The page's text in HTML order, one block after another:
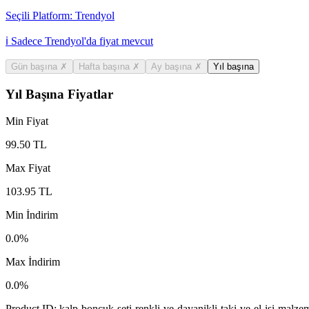
Seçili Platform: Trendyol
ℹ️ Sadece Trendyol'da fiyat mevcut
Gün başına ✗ Hafta başına ✗ Ay başına ✗ Yıl başına
Yıl Başına Fiyatlar
Min Fiyat
99.50 TL
Max Fiyat
103.95 TL
Min İndirim
0.0%
Max İndirim
0.0%